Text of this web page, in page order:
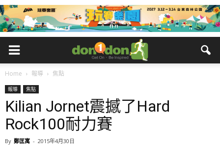
Home 報導 焦點
報導 焦點
Kilian Jornet震撼了Hard
Rock100耐力賽
By 鄭匡寓 - 2015年4月30日